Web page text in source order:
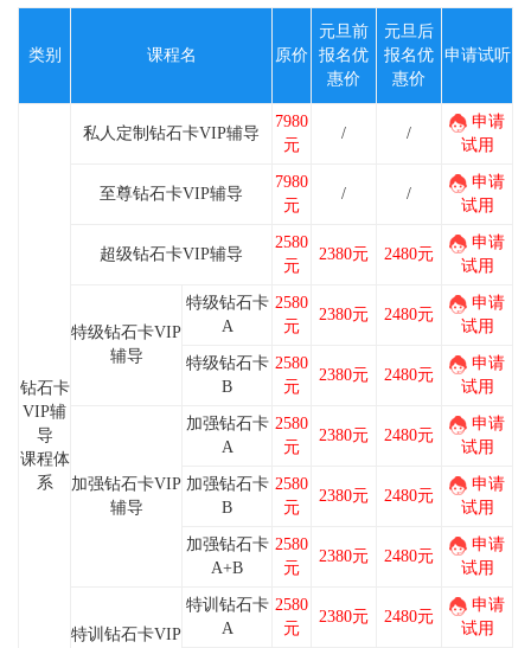
类别 课程名 原价
元旦前
报名优
惠价
元旦后
报名优
惠价
申请试听
钻石卡
VIP辅
导
课程体
系
私人定制钻石卡VIP辅导
7980
元
/ /
申请
试用
至尊钻石卡VIP辅导
7980
元
/ /
申请
试用
超级钻石卡VIP辅导
2580
元
2380元 2480元
申请
试用
特级钻石卡VIP
辅导
特级钻石卡
A
2580
元
2380元 2480元
申请
试用
特级钻石卡
B
2580
元
2380元 2480元
申请
试用
加强钻石卡VIP
辅导
加强钻石卡
A
2580
元
2380元 2480元
申请
试用
加强钻石卡
B
2580
元
2380元 2480元
申请
试用
加强钻石卡
A+B
2580
元
2380元 2480元
申请
试用
特训钻石卡VIP
特训钻石卡
A
2580
元
2380元 2480元
申请
试用